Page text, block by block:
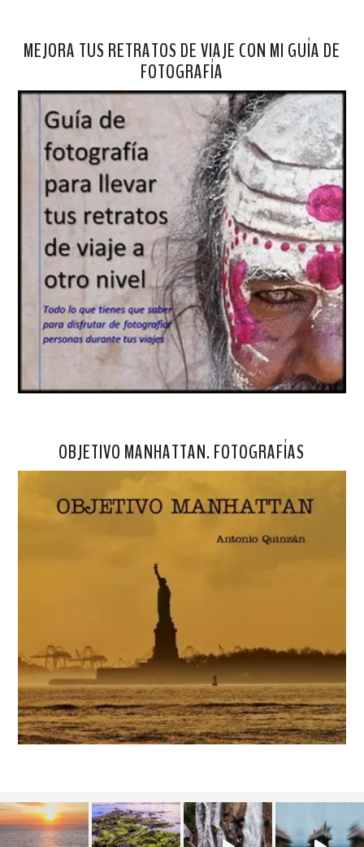
MEJORA TUS RETRATOS DE VIAJE CON MI GUÍA DE
FOTOGRAFÍA
OBJETIVO MANHATTAN. FOTOGRAFÍAS